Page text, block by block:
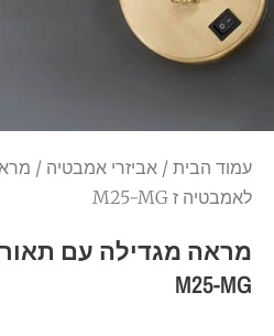
עמוד הבית / אביזרי אמבטיה
לאמבטיה ז M25-MG
M25-MG